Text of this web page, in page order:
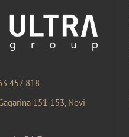
457 818
151-153, Novi